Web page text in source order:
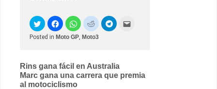
Posted in Moto GP, Moto3
Post
navigation
Rins gana fácil en Australia
Marc gana una carrera que premia
al motociclismo